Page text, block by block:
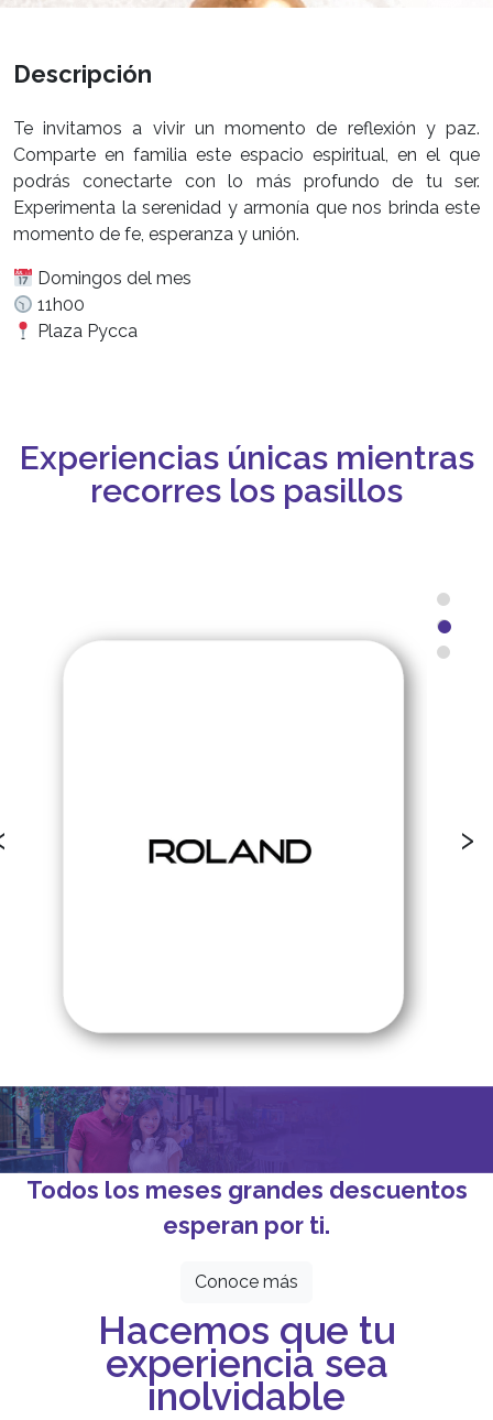
Descripción
Te invitamos a vivir un momento de reflexión y paz.
Comparte en familia este espacio espiritual, en el que
podrás conectarte con lo más profundo de tu ser.
Experimenta la serenidad y armonía que nos brinda este
momento de fe, esperanza y unión.
Domingos del mes
11h00
Plaza Pycca
Experiencias únicas mientras
recorres los pasillos
›
Todos los meses grandes descuentos
esperan por ti.
Conoce más
Hacemos que tu
experiencia sea
inolvidable